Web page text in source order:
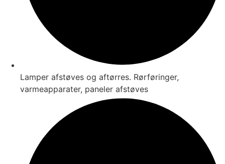
Lamper afstøves og aftørres. Rørføringer,
varmeapparater, paneler afstøves